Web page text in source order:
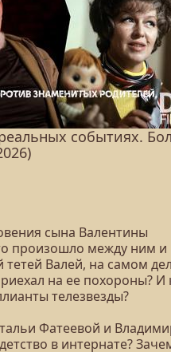
событиях.
сына Валентины
произошло между ним
Валей, на самом
на ее похороны? И
телезвезды?
Фатеевой и
в интернате?